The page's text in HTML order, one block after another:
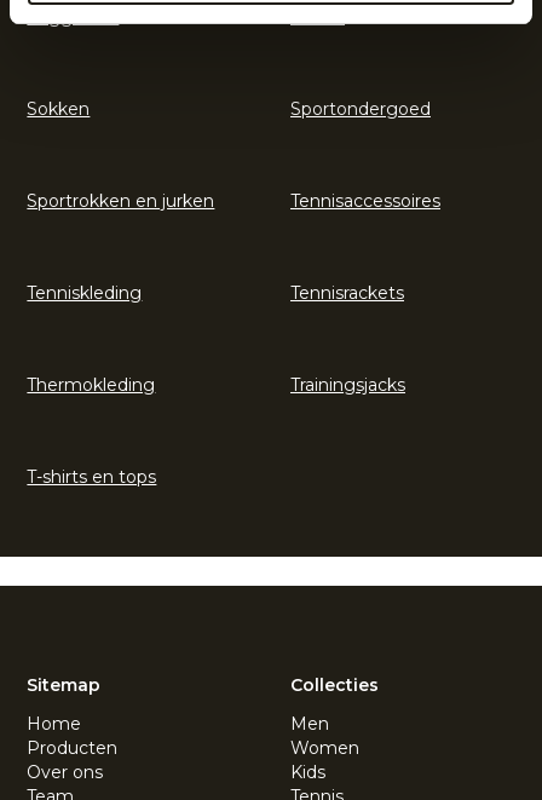
Sokken Sportondergoed
Sportrokken en jurken Tennisaccessoires
Tenniskleding Tennisrackets
Thermokleding Trainingsjacks
T-shirts en tops
Sitemap
Home
Producten
Over ons
Collecties
Men
Women
Kids